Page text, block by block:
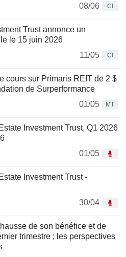
08/06 CI
Trust annonce un
le 15 juin 2026
11/05
CI
cours sur Primaris REIT de 2 $
de Surperformance
01/05
MT
Investment Trust, Q1 2026
01/05
Investment Trust -
30/04
de son bénéfice et de
trimestre ; les perspectives